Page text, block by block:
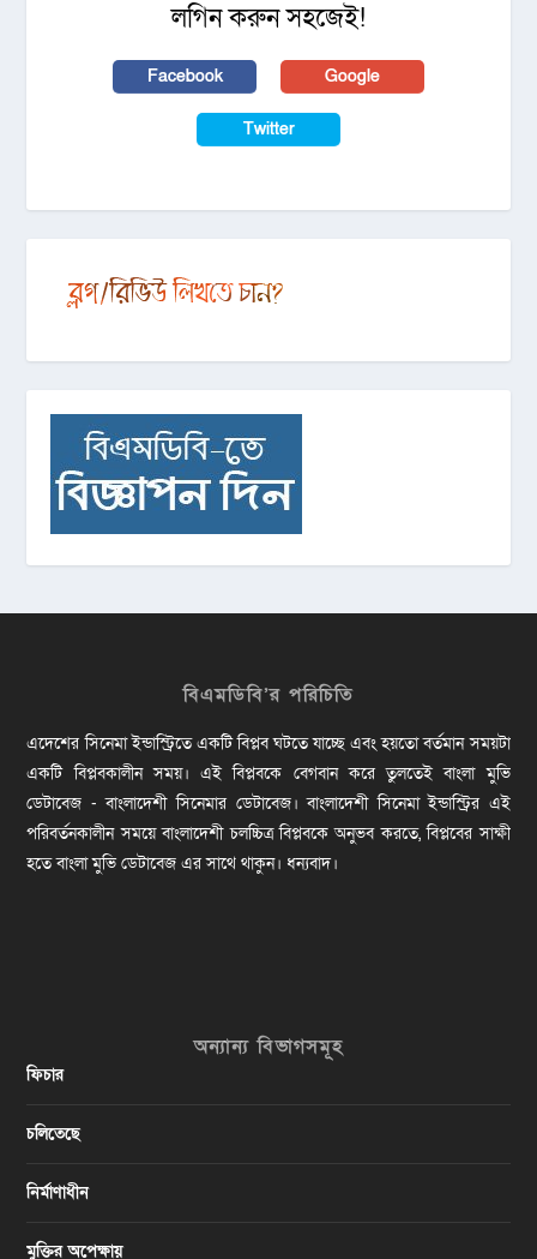
লগিন করুন সহজেই!
Facebook Google
Twitter
বিএমডিবি’র পরিচিতি
এদেশের সিনেমা ইন্ডাস্ট্রিতে একটি বিপ্লব ঘটতে যাচ্ছে এবং হয়তো বর্তমান সময়টা
একটি বিপ্লবকালীন সময়। এই বিপ্লবকে বেগবান করে তুলতেই বাংলা মুভি
ডেটাবেজ - বাংলাদেশী সিনেমার ডেটাবেজ। বাংলাদেশী সিনেমা ইন্ডাস্ট্রির এই
পরিবর্তনকালীন সময়ে বাংলাদেশী চলচ্চিত্র বিপ্লবকে অনুভব করতে, বিপ্লবের সাক্ষী
হতে বাংলা মুভি ডেটাবেজ এর সাথে থাকুন। ধন্যবাদ।
অন্যান্য বিভাগসমূহ
ফিচার
চলিতেছে
নির্মাণাধীন
মুক্তির অপেক্ষায়